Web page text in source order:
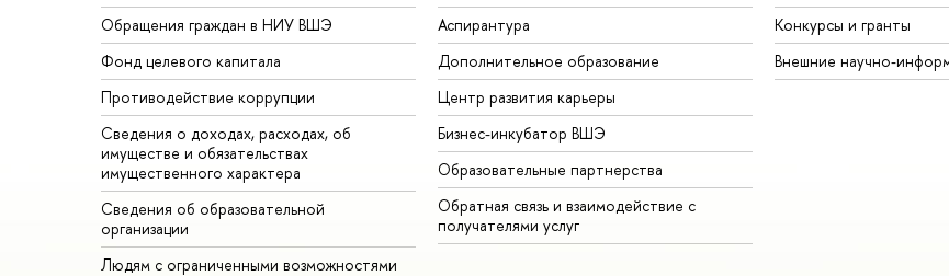
Обращения граждан в НИУ ВШЭ
Фонд целевого капитала
Противодействие коррупции
Сведения о доходах, расходах, о
имуществе и обязательствах
имущественного характера
Сведения об образовательной
организации
Людям с ограниченными возможностями
Аспирантура
Дополнительное образование
Центр развития карьеры
Бизнес-инкубатор ВШЭ
Образовательные партнерства
Обратная связь и взаимодействие с
получателями услу
Конкурсы и гранты
нешние научно-